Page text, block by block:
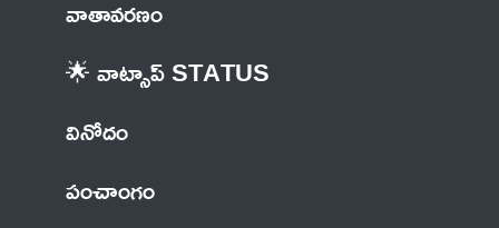
వాతావరణం
🌟 వాట్సాప్ STATUS
వినోదం
పంచాంగం